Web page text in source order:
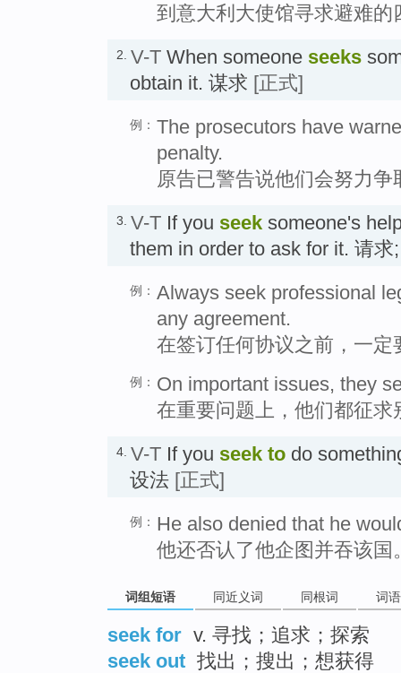
到意大利大使馆寻求避难
2. V-T When someone seeks
obtain it. 谋求 [正式]
例： The prosecutors have
penalty.
原告已警告说他们会努力争
3. V-T If you seek someone's
them in order to ask for it. 请
例： Always seek professional
any agreement.
在签订任何协议之前，一
例： On important issues, they
在重要问题上，他们都征求
4. V-T If you seek to do
设法 [正式]
例： He also denied that he
他还否认了他企图并吞该国
词组短语 同近义词 同根词 词
seek for v. 寻找；追求；探索
seek out 找出；搜出；想获得